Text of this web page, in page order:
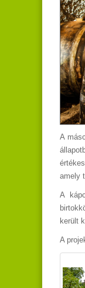
A
amely
A
került
A